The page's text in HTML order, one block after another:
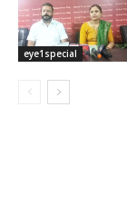
eye1special